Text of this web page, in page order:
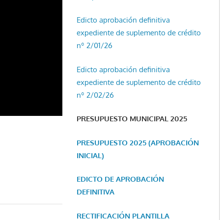
Edicto aprobación definitiva
expediente de suplemento de crédito
nº 2/01/26
Edicto aprobación definitiva
expediente de suplemento de crédito
nº 2/02/26
PRESUPUESTO MUNICIPAL 2025
PRESUPUESTO 2025 (APROBACIÓN
INICIAL)
EDICTO DE APROBACIÓN
DEFINITIVA
RECTIFICACIÓN PLANTILLA